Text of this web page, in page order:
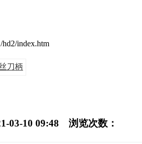
index.htm
刀柄
03-10 09:48 浏览次数：